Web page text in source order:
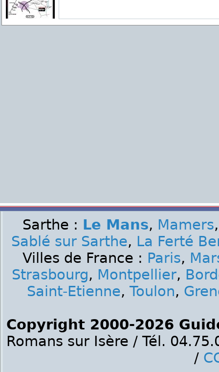
Sarthe : Le Mans, Mamers
Sablé sur Sarthe, La Ferté
Villes de France : Paris,
Strasbourg, Montpellier,
Saint-Etienne, Toulon,
Copyright 2000-2026
Romans sur Isère / Tél.
/